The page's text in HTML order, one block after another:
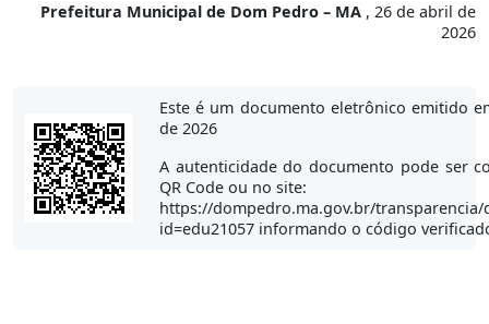
Prefeitura Municipal de Dom Pedro – MA , 26 de abril de
2026
Este é um documento eletrônico emitido
de 2026
A autenticidade do documento pode ser
QR Code ou no site:
https://dompedro.ma.gov.br/transparencia/
id=edu21057 informando o código